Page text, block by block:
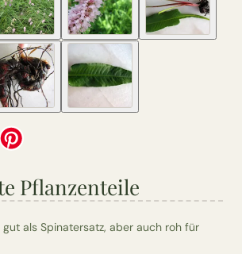
Pflanzenteile
als Spinatersatz, aber auch roh für